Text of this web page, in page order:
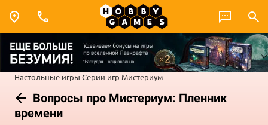
Настольные игры Серии игр Мистериум
Вопросы про Мистериум: Пленник
времени